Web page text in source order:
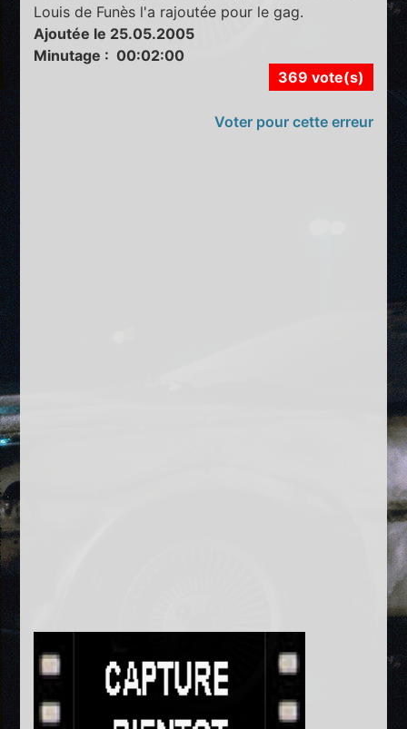
Louis de Funès l'a rajoutée pour le gag.
Ajoutée le 25.05.2005
Minutage : 00:02:00
369 vote(s)
Voter pour cette erreur